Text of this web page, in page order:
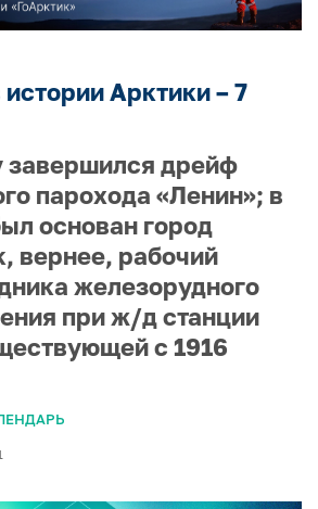
Арктики – 7
завершился дрейф
парохода «Ленин»; в
основан город
вернее, рабочий
железорудного
при ж/д станции
с 1916